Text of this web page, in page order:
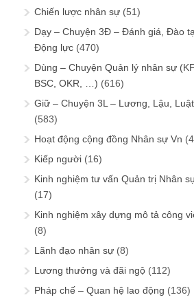
Chiến lược nhân sự (51)
Dạy – Chuyện 3Đ – Đánh giá, Đào
Động lực (470)
Dùng – Chuyện Quản lý nhân sự
BSC, OKR, …) (616)
Giữ – Chuyện 3L – Lương, Lậu, Luật
(583)
Hoạt động cộng đồng Nhân sự Vn
Kiếp người (16)
Kinh nghiệm tư vấn Quản trị Nhân
(17)
Kinh nghiệm xây dựng mô tả công
(8)
Lãnh đạo nhân sự (8)
Lương thưởng và đãi ngộ (112)
Pháp chế – Quan hệ lao động (136)